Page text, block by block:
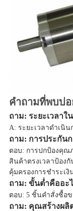
คำถามที่พบบ่อ
ถาม: ระยะเวลาใ
A: ระยะเวลาดำเนิ
ถาม: การประกัน
ตอบ: การปกป้องคุ
สินค้าตรงเวลาป้องกั
คุ้มครองการชำระเ
ถาม: ขั้นต่ำคืออะ
ตอบ: 5 ชิ้นคำสั่งซื้อ
ถาม: คุณสร้างผลิ